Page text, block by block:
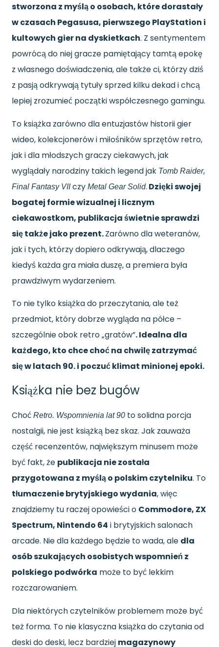
stworzona z myślą o osobach, które dorastały
w czasach Pegasusa, pierwszego PlayStation i
kultowych gier na dyskietkach. Z sentymentem
powrócą do niej gracze pamiętający tamtą epokę
z własnego doświadczenia, ale także ci, którzy dziś
z pasją odkrywają tytuły sprzed kilku dekad i chcą
lepiej zrozumieć początki współczesnego gamingu.
To książka zarówno dla entuzjastów historii gier
wideo, kolekcjonerów i miłośników sprzętów retro,
jak i dla młodszych graczy ciekawych, jak
wyglądały narodziny takich legend jak Tomb Raider,
Final Fantasy VIIczy Metal Gear Solid. Dzięki swojej
bogatej formie wizualnej i licznym
ciekawostkom, publikacja świetnie sprawdzi
się także jako prezent.Zarówno dla weteranów,
jak i tych, którzy dopiero odkrywają, dlaczego
kiedyś każda gra miała duszę, a premiera była
prawdziwym wydarzeniem.
To nie tylko książka do przeczytania, ale też
przedmiot, który dobrze wygląda na półce –
szczególnie obok retro „gratów”. Idealna dla
każdego, kto chce choć na chwilę zatrzymać
się w latach 90. i poczuć klimat minionej epoki.
Książka nie bez bugów
Choć Retro. Wspomnienia lat 90 to solidna porcja
nostalgii, nie jest książką bez skaz. Jak zauważa
część recenzentów, największym minusem może
być fakt, że publikacja nie została
przygotowana z myślą o polskim czytelniku. To
tłumaczenie brytyjskiego wydania, więc
znajdziemy tu raczej opowieści o Commodore, ZX
Spectrum, Nintendo 64 i brytyjskich salonach
arcade. Nie dla każdego będzie to wada, ale dla
osób szukających osobistych wspomnień z
polskiego podwórka może to być lekkim
rozczarowaniem.
Dla niektórych czytelników problemem może być
też forma. To nie klasyczna książka do czytania od
deski do deski, lecz bardziej magazynowy